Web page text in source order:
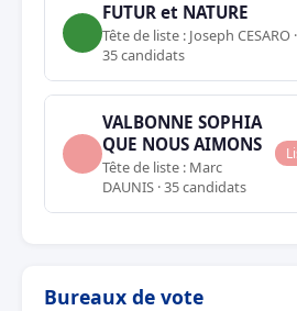
FUTUR et NATURE
Tête de liste : Joseph CESARO ·
35 candidats
VALBONNE SOPHIA
QUE NOUS AIMONS
Tête de liste : Marc
DAUNIS · 35 candidats
Bureaux de vote